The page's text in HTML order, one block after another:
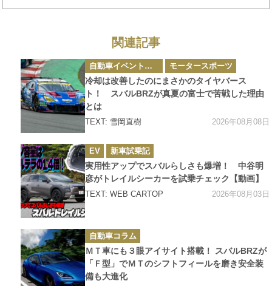
関連記事
カ
テ
ゴ
リ
ー
自動車イベント・カーイベント モータースポーツ
冷却は改善したのにまさかのタイヤバース
ト！ スバルBRZが真夏の富士で苦戦した理由
とは
TEXT: 雪岡直樹 2026年08月08日
カ
テ
ゴ
リ
ー
EV 新車試乗記
実用性アップでスバルらしさも爆増！ 中谷明
彦がトレイルシーカーを試乗チェック【動画】
TEXT: WEB CARTOP 2026年08月03日
カ
テ
ゴ
リ
ー
自動車コラム
ＭＴ車にも３眼アイサイト搭載！ スバルBRZが
「Ｆ型」でＭＴのシフトフィールを磨き安全装
備も大進化